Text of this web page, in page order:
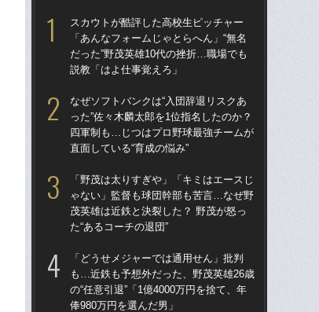
スカウトが酷評した高校生ピッチャー
「あんなフォームじゃとらへん」“無名
だった”野茂英雄10代の挫折…職場でも
説教「はよ仕事覚えろ」
なぜソフトバンクは“入団辞退リスクあ
った”佐々木麟太郎を1位指名したのか？
四軍制も…じつはプロ野球最強チームが
直面している“育成の悩み”
「野茂は太りすぎや」「キミはエースじ
ゃない」監督も球団幹部も苦言…なぜ野
茂英雄は近鉄と決裂した？ 野茂が怒っ
た“あるコーチの退団”
「どうせメジャーでは通用せん」批判
も…近鉄も予想外だった、野茂英雄26歳
の“任意引退”「1億4000万円を捨て、年
俸980万円を選んだ男」